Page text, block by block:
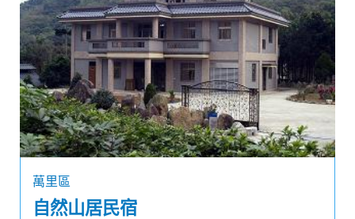
萬里區
自然山居民宿